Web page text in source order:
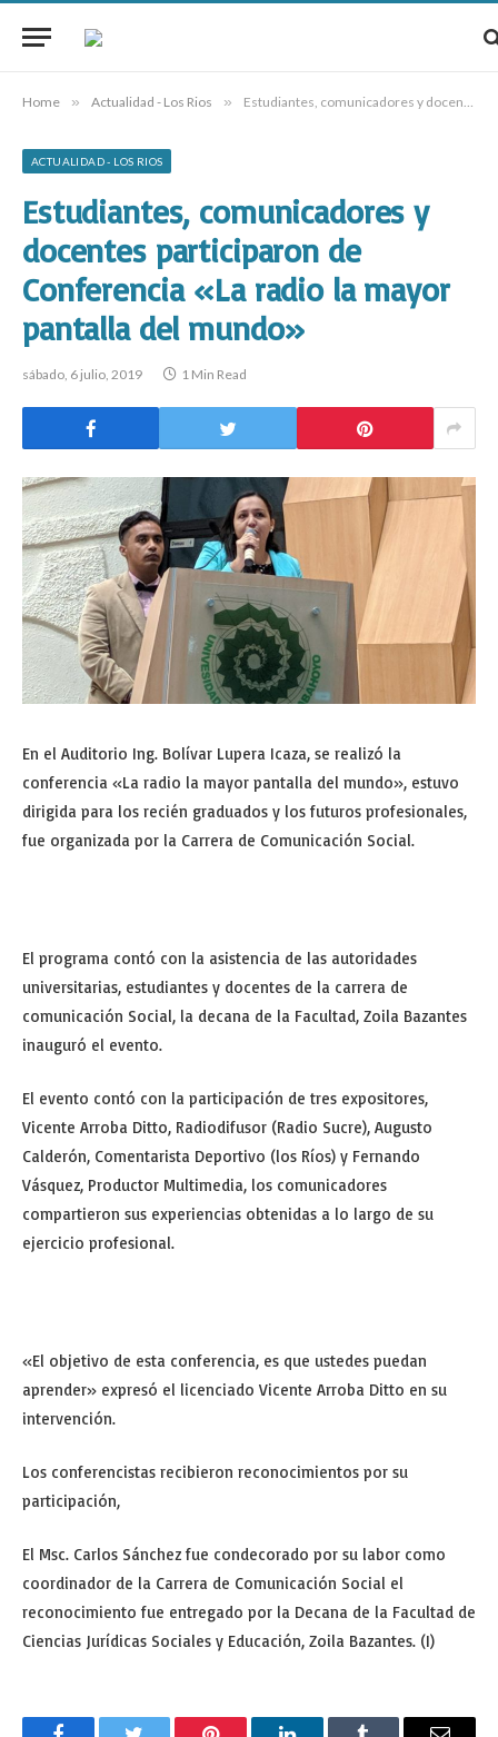
Home » Actualidad - Los Rios » Estudiantes, comunicadores y docentes participaron de Conferencia «La radio la mayor pantalla del mundo»
ACTUALIDAD - LOS RIOS
Estudiantes, comunicadores y
docentes participaron de
Conferencia «La radio la mayor
pantalla del mundo»
sábado, 6 julio, 2019 1 Min Read
En el Auditorio Ing. Bolívar Lupera Icaza, se realizó la
conferencia «La radio la mayor pantalla del mundo», estuvo
dirigida para los recién graduados y los futuros profesionales,
fue organizada por la Carrera de Comunicación Social.
El programa contó con la asistencia de las autoridades
universitarias, estudiantes y docentes de la carrera de
comunicación Social, la decana de la Facultad, Zoila Bazantes
inauguró el evento.
El evento contó con la participación de tres expositores,
Vicente Arroba Ditto, Radiodifusor (Radio Sucre), Augusto
Calderón, Comentarista Deportivo (los Ríos) y Fernando
Vásquez, Productor Multimedia, los comunicadores
compartieron sus experiencias obtenidas a lo largo de su
ejercicio profesional.
«El objetivo de esta conferencia, es que ustedes puedan
aprender» expresó el licenciado Vicente Arroba Ditto en su
intervención.
Los conferencistas recibieron reconocimientos por su
participación,
El Msc. Carlos Sánchez fue condecorado por su labor como
coordinador de la Carrera de Comunicación Social el
reconocimiento fue entregado por la Decana de la Facultad de
Ciencias Jurídicas Sociales y Educación, Zoila Bazantes. (I)